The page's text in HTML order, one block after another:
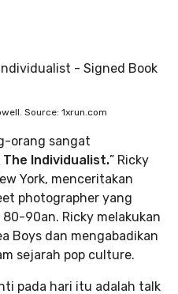
Source: 1xrun.com
orang sangat
The Individualist.” Ricky
York, menceritakan
photographer yang
90an. Ricky melakukan
Boys dan mengabadikan
sejarah pop culture.
pada hari itu adalah talk